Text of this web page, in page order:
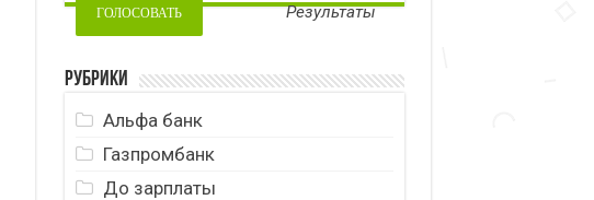
Результаты
Рубрики
Альфа банк
Газпромбанк
До зарплаты